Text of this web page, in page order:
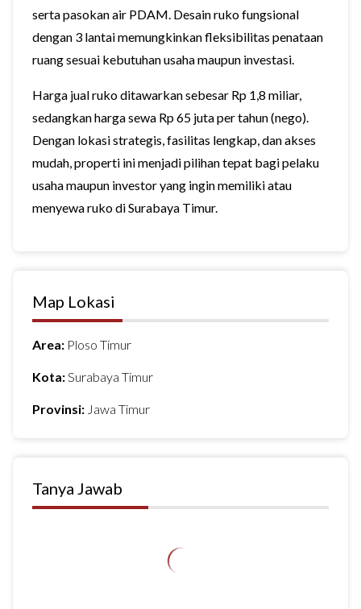
serta pasokan air PDAM. Desain ruko fungsional
dengan 3 lantai memungkinkan fleksibilitas penataan
ruang sesuai kebutuhan usaha maupun investasi.
Harga jual ruko ditawarkan sebesar Rp 1,8 miliar,
sedangkan harga sewa Rp 65 juta per tahun (nego).
Dengan lokasi strategis, fasilitas lengkap, dan akses
mudah, properti ini menjadi pilihan tepat bagi pelaku
usaha maupun investor yang ingin memiliki atau
menyewa ruko di Surabaya Timur.
Map Lokasi
Area: Ploso Timur
Kota:Surabaya Timur
Provinsi: Jawa Timur
Tanya Jawab